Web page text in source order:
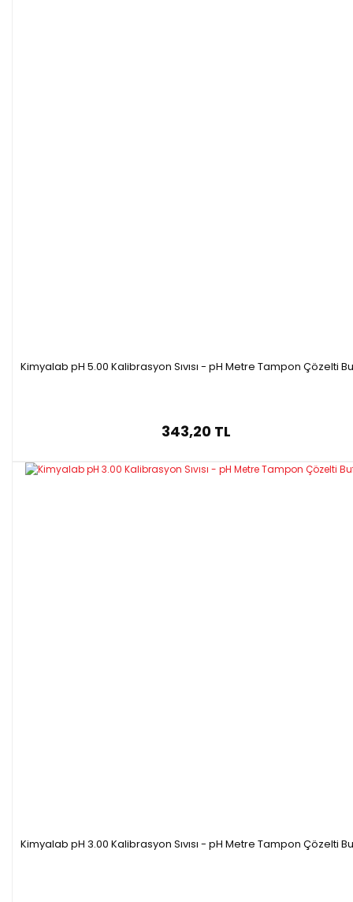
Kimyalab pH 5.00 Kalibrasyon Sıvısı - pH Metre Tampon Çözelti
343,20 TL
Kimyalab pH 3.00 Kalibrasyon Sıvısı - pH Metre Tampon Çözelti